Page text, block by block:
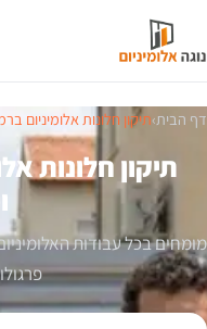
דף הבית›תיקון חלונות אלומיניום
תיקון חלונות
מומחים בכל עבודות